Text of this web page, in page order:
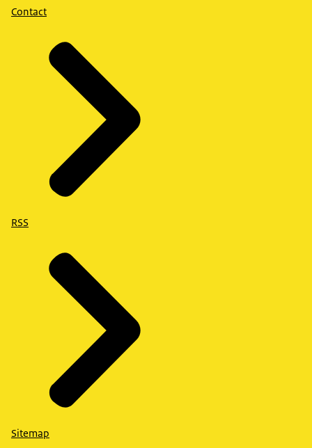
Contact
RSS
Sitemap